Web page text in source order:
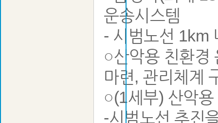
운송시스템
- 시범노선 1km
○산악용 친환경
마련, 관리체계
○(1세부) 산악
-시범노선 추진